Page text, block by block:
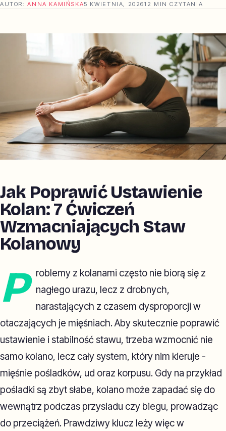
AUTOR:ANNA KAMIŃSKA5 KWIETNIA, 202612 MIN CZYTANIA
Jak Poprawić Ustawienie
Kolan: 7 Ćwiczeń
Wzmacniających Staw
Kolanowy
P
roblemy z kolanami często nie biorą się z
nagłego urazu, lecz z drobnych,
narastających z czasem dysproporcji w
otaczających je mięśniach. Aby skutecznie poprawić
ustawienie i stabilność stawu, trzeba wzmocnić nie
samo kolano, lecz cały system, który nim kieruje -
mięśnie pośladków, ud oraz korpusu. Gdy na przykład
pośladki są zbyt słabe, kolano może zapadać się do
wewnątrz podczas przysiadu czy biegu, prowadząc
do przeciążeń. Prawdziwy klucz leży więc w